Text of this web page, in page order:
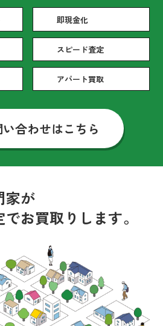
即現金化
スピード査定
アパート買取
合わせはこちら
家が
でお買取りします。